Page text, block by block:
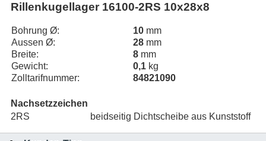
Rillenkugellager 16100-2RS 10x28x8
Bohrung Ø: 10 mm
Aussen Ø:
28 mm
Breite:
8 mm
Gewicht:
0,1 kg
Zolltarifnummer:
84821090
Nachsetzzeichen
2RS
beidseitig Dichtscheibe aus Kunststoff